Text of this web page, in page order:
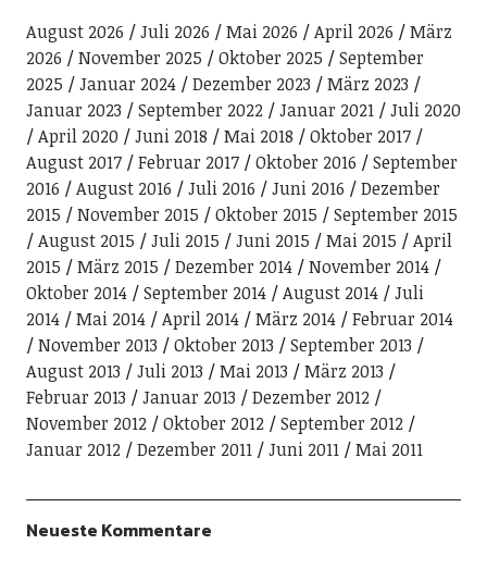
August 2026 Juli 2026 Mai 2026 April 2026
März
2026
November 2025 Oktober 2025
September
2025
Januar 2024 Dezember 2023
März 2023
Januar 2023
September 2022 Januar 2021
Juli 2020
April 2020
Juni 2018 Mai 2018
Oktober 2017
August 2017
Februar 2017 Oktober 2016
September
2016
August 2016 Juli 2016 Juni 2016
Dezember
2015
November 2015 Oktober 2015
September 2015
August 2015
Juli 2015 Juni 2015 Mai 2015
April
2015
März 2015 Dezember 2014
November 2014
Oktober 2014
September 2014 August 2014
Juli
2014
Mai 2014 April 2014 März 2014
Februar 2014
November 2013
Oktober 2013
September 2013
August 2013
Juli 2013 Mai 2013
März 2013
Februar 2013
Januar 2013
Dezember 2012
November 2012
Oktober 2012
September 2012
Januar 2012
Dezember 2011 Juni 2011 Mai 2011
Neueste Kommentare